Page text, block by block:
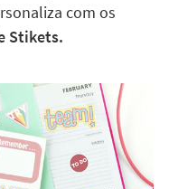
com os
Stikets.